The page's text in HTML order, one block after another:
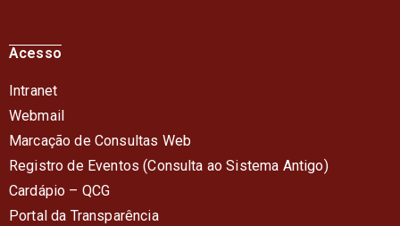
Acesso
Intranet
Webmail
Marcação de Consultas Web
Registro de Eventos (Consulta ao Sistema Antigo)
Cardápio – QCG
Portal da Transparência